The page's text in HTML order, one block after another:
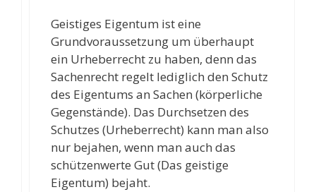
Geistiges Eigentum ist eine
Grundvoraussetzung um überhaupt
ein Urheberrecht zu haben, denn das
Sachenrecht regelt lediglich den Schutz
des Eigentums an Sachen (körperliche
Gegenstände). Das Durchsetzen des
Schutzes (Urheberrecht) kann man also
nur bejahen, wenn man auch das
schützenwerte Gut (Das geistige
Eigentum) bejaht.